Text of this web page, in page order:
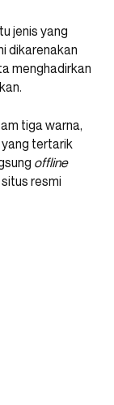
jenis yang
dikarenakan
menghadirkan
tiga warna,
yang tertarik
offline
resmi